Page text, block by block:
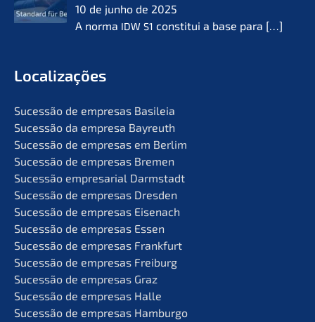
10 de junho de 2025
A norma IDW S1 consti­tui a base para […]
Locali­za­ções
Suces­são de empre­sas Basileia
Suces­são da empre­sa Bayreuth
Suces­são de empre­sas em Berlim
Suces­são de empre­sas Bremen
Suces­são empre­sa­ri­al Darmstadt
Suces­são de empre­sas Dresden
Suces­são de empre­sas Eisenach
Suces­são de empre­sas Essen
Suces­são de empre­sas Frankfurt
Suces­são de empre­sas Freiburg
Suces­são de empre­sas Graz
Suces­são de empre­sas Halle
Suces­são de empre­sas Hamburgo